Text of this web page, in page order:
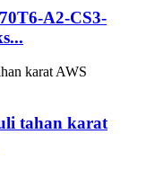
A2-CS3-
tahan karat